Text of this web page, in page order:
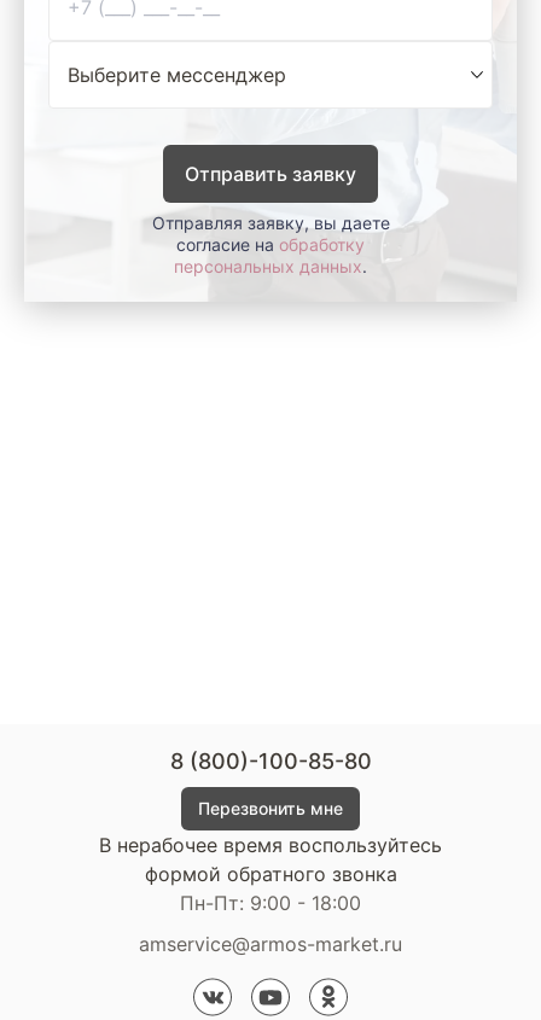
Отправить заявку
Отправляя заявку, вы даете
согласие на обработку
персональных данных.
8 (800)-100-85-80
Перезвонить мне
В нерабочее время воспользуйтесь
формой обратного звонка
Пн-Пт: 9:00 - 18:00
amservice@armos-market.ru